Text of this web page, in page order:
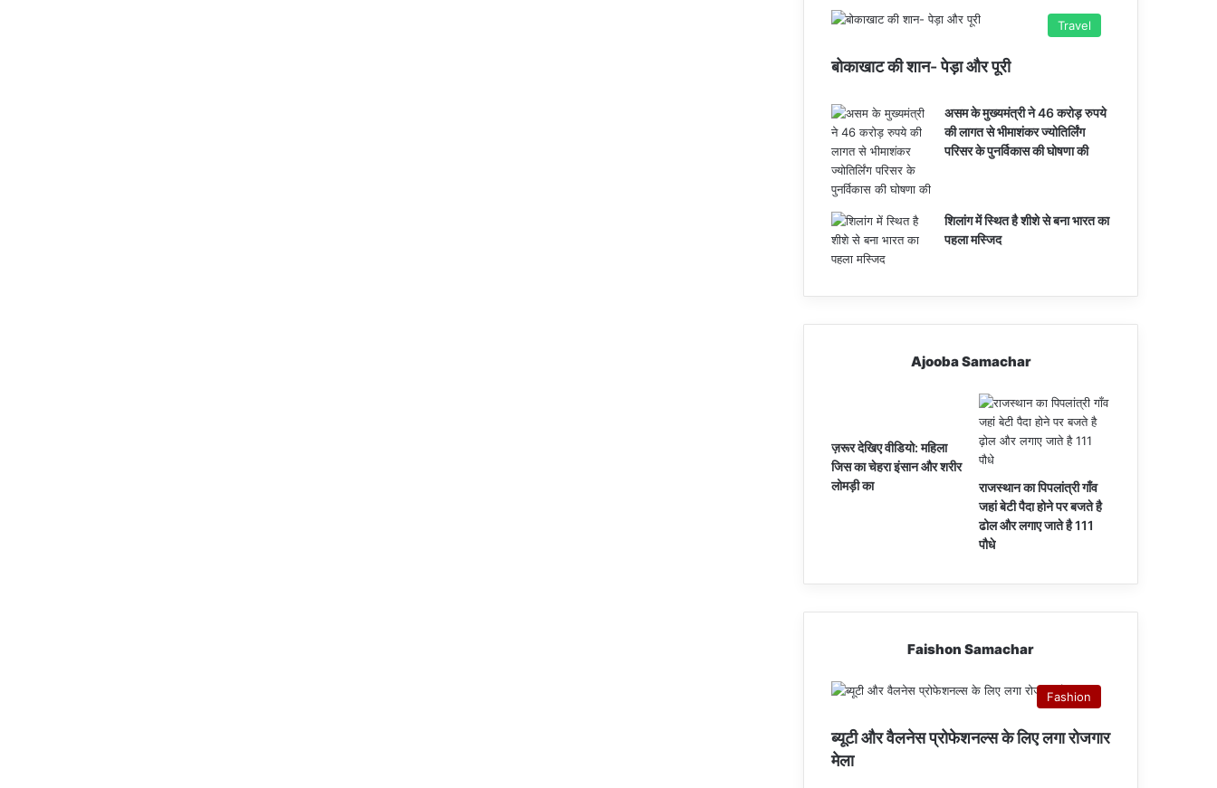
Travel
बोकाखाट की शान- पेड़ा और पूरी
असम के मुख्यमंत्री ने 46 करोड़ रुपये
की लागत से भीमाशंकर ज्योतिर्लिंग
परिसर के पुनर्विकास की घोषणा की
शिलांग में स्थित है शीशे से बना भारत का
पहला मस्जिद
Ajooba Samachar
ज़रूर देखिए वीडियो: महिला
जिस का चेहरा इंसान और शरीर
लोमड़ी का
राजस्थान का पिपलांत्री गाँव
जहां बेटी पैदा होने पर बजते है
ढोल और लगाए जाते है 111
पौधे
Faishon Samachar
Fashion
ब्यूटी और वैलनेस प्रोफेशनल्स के लिए लगा रोजगार
मेला